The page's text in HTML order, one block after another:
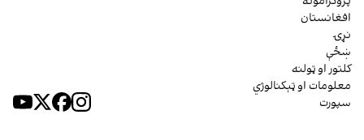
افغانستان
نړۍ
ښځې
کلتور او ټولنه
معلومات او ټېکنالوژي
سپورت